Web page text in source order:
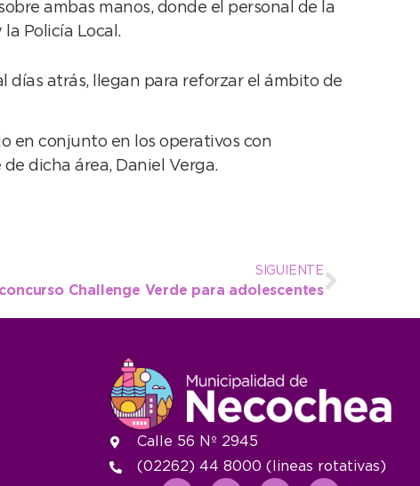
ambas manos, donde el personal de la
Policía Local.
días atrás, llegan para reforzar el ámbito de
en conjunto en los operativos con
dicha área, Daniel Verga.
SIGUIENTE
Challenge Verde para adolescentes
Calle 56 Nº 2945
(02262) 44 8000 (lineas rotativas)